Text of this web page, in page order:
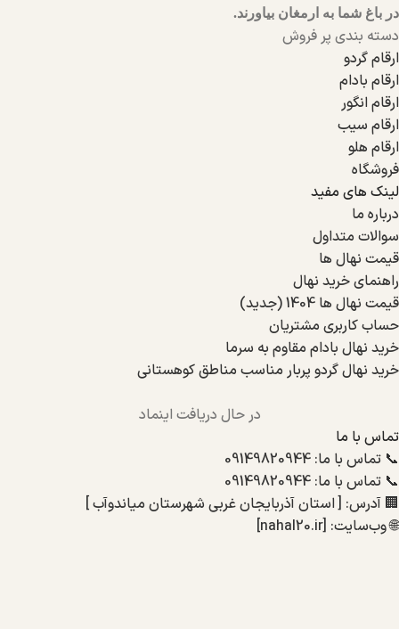
در باغ شما به ارمغان بیاورند.
دسته بندی پر فروش
ارقام گردو
ارقام بادام
ارقام انگور
ارقام سیب
ارقام هلو
فروشگاه
لینک های مفید
درباره ما
سوالات متداول
قیمت نهال ها
راهنمای خرید نهال
قیمت نهال ها 1404 (جدید)
حساب کاربری مشتریان
خرید نهال بادام مقاوم به سرما
خرید نهال گردو پربار مناسب مناطق کوهستانی
در حال دریافت اینماد
تماس با ما
📞 تماس با ما: 09149820944
📞 تماس با ما: 09149820944
🏢 آدرس: [ استان آذربایجان غربی شهرستان میاندوآب ]
🌐 وب‌سایت: [nahal20.ir]